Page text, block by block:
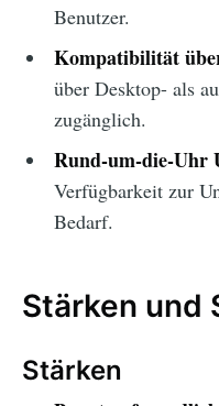
Benutzer.
Kompatibilität
über Desktop- als
zugänglich.
Rund-um-die-Uhr
Verfügbarkeit zur
Bedarf.
Stärken und
Stärken